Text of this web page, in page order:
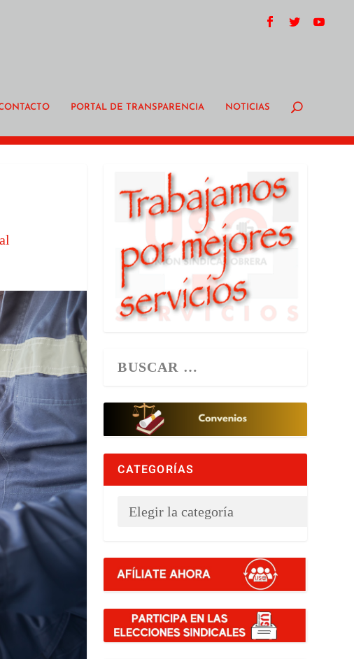
PORTAL DE TRANSPARENCIA NOTICIAS
CATEGORÍAS